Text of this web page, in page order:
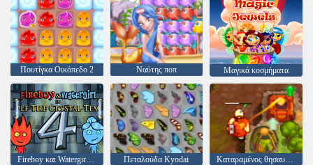
Πουτίγκα Οικόπεδο 2 Ναύτης ποπ Μαγικά κοσμήματα
Fireboy και Watergirl 4: Crystal Temple Πεταλούδα Kyodai Καταραμένος θησαυρός 2